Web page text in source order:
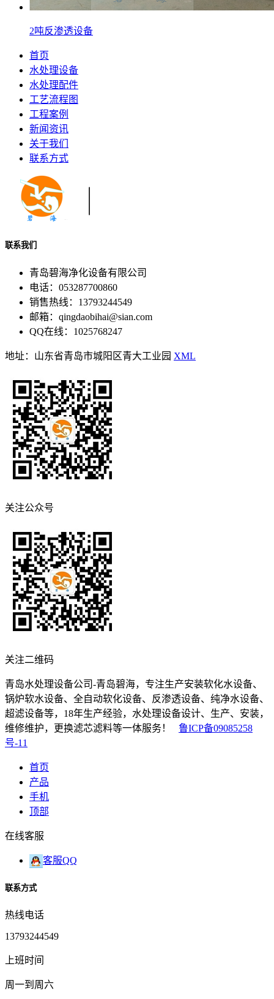
2吨反渗透设备
首页
水处理设备
水处理配件
工艺流程图
工程案例
新闻资讯
关于我们
联系方式
联系我们
青岛碧海净化设备有限公司
电话：053287700860
销售热线：13793244549
邮箱：qingdaobihai@sian.com
QQ在线：1025768247
地址：山东省青岛市城阳区青大工业园 XML
关注公众号
关注二维码
青岛水处理设备公司-青岛碧海，专注生产安装软化水设备、
锅炉软水设备、全自动软化设备、反渗透设备、纯净水设备、
超滤设备等，18年生产经验，水处理设备设计、生产、安装，
维修维护，更换滤芯滤料等一体服务！ 鲁ICP备09085258
号-11
首页
产品
手机
顶部
在线客服
客服QQ
联系方式
热线电话
13793244549
上班时间
周一到周六